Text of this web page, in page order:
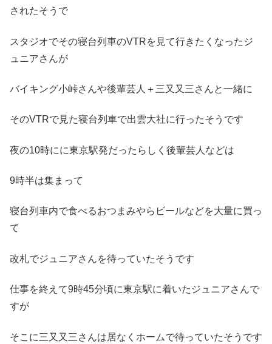
されたそうで
スタジオでその寝台列車のVTRを見て行きたくなったジ
ュニアさんが
バイキング小峠さんや後輩芸人＋三又又三さんと一緒に
そのVTRで見た寝台列車で出雲大社に行ったそうです
夜の10時にに東京駅発だったらしく後輩芸人などは
9時半は集まって
寝台列車内で食べるおつまみやらビールなどを大量に買っ
て
改札でジュニアさんを待っていたそうです
仕事を終えて9時45分頃に東京駅に着いたジュニアさんで
すが
そこに三又又三さんは居なくホームで待っていたそうです